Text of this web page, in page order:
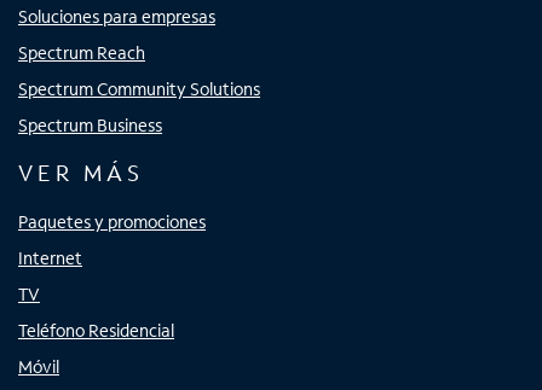
Soluciones para empresas
Spectrum Reach
Spectrum Community Solutions
Spectrum Business
VER MÁS
Paquetes y promociones
Internet
TV
Teléfono Residencial
Móvil